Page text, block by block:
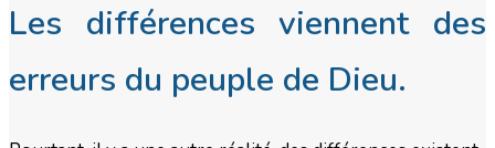
Les différences viennent des
erreurs du peuple de Dieu.